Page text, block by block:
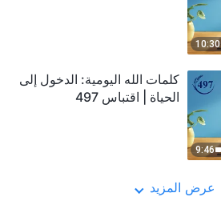
10:30
9:46
كلمات الله اليومية: الدخول إلى
الحياة | اقتباس 497
عرض المزيد